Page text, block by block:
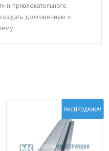
и привлекательного
долговечную и
РАСПРОДАЖА!